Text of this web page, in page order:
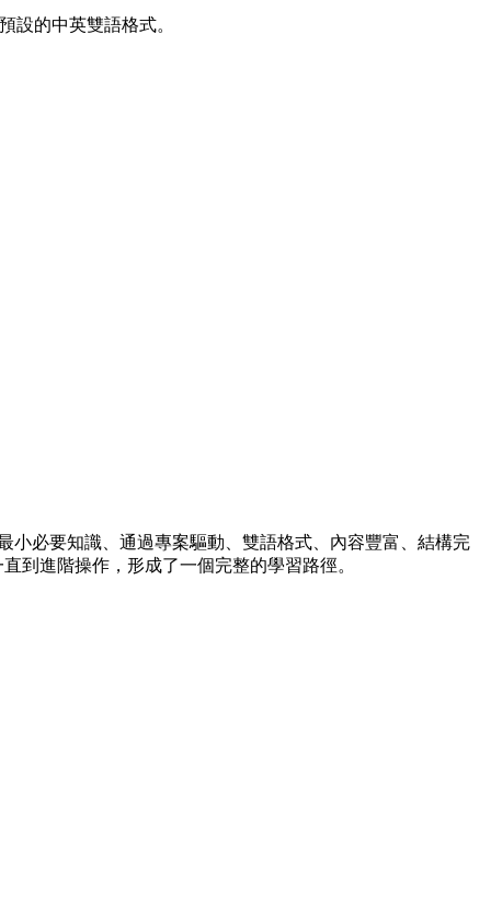
設的中英雙語格式。
小必要知識、通過專案驅動、雙語格式、內容豐富、結構完
到進階操作，形成了一個完整的學習路徑。